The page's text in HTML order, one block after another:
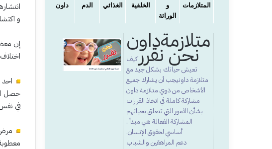
و
إن
حصل
في
المتلازمات
و
الوراثة
الخلقية
الغذائي
الدم
داون
متلازمةداون
نحن نقرركيف
تعيش حياتك بشكل جيد مع
متلازمة داونيجب أن يشارك جميع
الأشخاص من ذوي متلازمة داون
مشاركة كاملة في اتخاذ القرارات
بشأن الأمور التي تتعلق بحياتهم
المشاركة الفعالة هي مبدأ .
أساسي لحقوق الإنسان.
دعم المراهقين والشباب